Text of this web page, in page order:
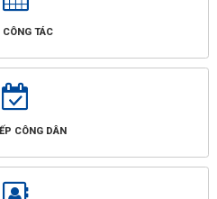
CÔNG TÁC
CÔNG DÂN